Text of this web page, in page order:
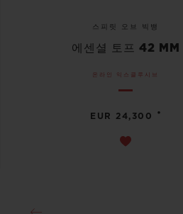
스피릿 오브 빅뱅
에센셜 토프 42 MM
온라인 익스클루시브
EUR 24,300 •